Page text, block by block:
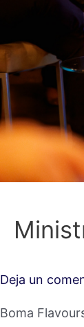
Deja un
Boma